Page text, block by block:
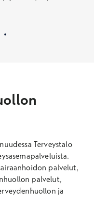
Terveystalo
palvelut,
palvelut,
ja